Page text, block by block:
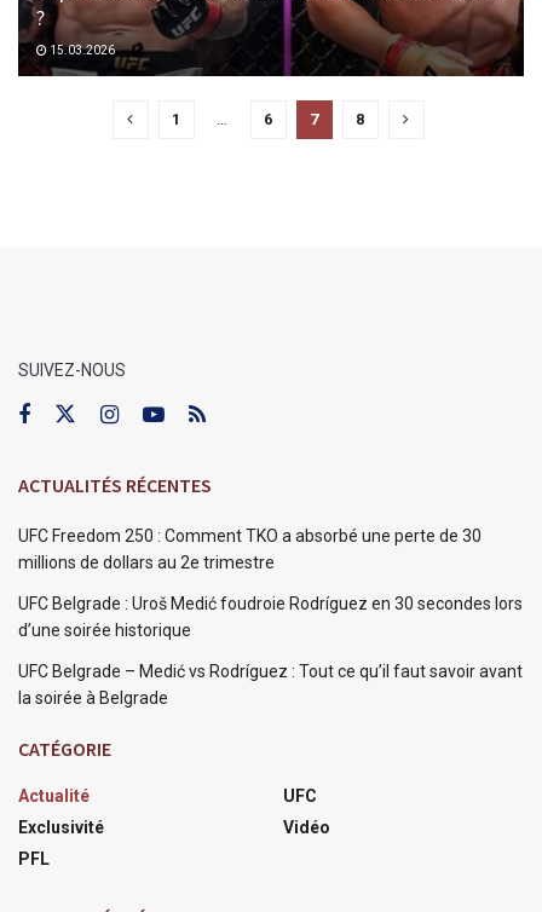
?
15.03.2026
1 6 7 8
SUIVEZ-NOUS
ACTUALITÉS RÉCENTES
UFC Freedom 250 : Comment TKO a absorbé une perte de 30
millions de dollars au 2e trimestre
UFC Belgrade : Uroš Medić foudroie Rodríguez en 30 secondes lors
d’une soirée historique
UFC Belgrade – Medić vs Rodríguez : Tout ce qu’il faut savoir avant
la soirée à Belgrade
CATÉGORIE
Actualité
Exclusivité
PFL
UFC
Vidéo